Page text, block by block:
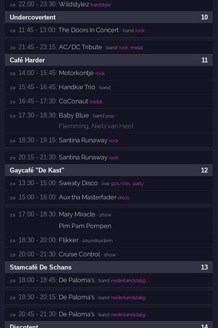
zo 22:00 - 23:30: Wildstylez hardstyle
10
Undercovertent
zo 11:45 - 13:00: The Doors In Concert · band rock
zo 21:45 - 23:15: AC/DC Tribute · band rock, metal
11
Café Harder
zo 14:00 - 15:45: Motorkontje rock
zo 15:45 - 16:45: Handkar Trio · band
zo 16:45 - 17:30: CoConaut metal
zo 17:30 - 18:30: Baby Blue · band pop
Flemming Niels van Heel
zo 18:30 - 19:15: Santina Runaway rock
zo 20:15 - 21:30: Santina Runaway rock
12
Gaycafé "De Kast"
zo 13:30 - 15:00: Sweaty Disco · live 90s/00s, party
zo 15:00 - 16:00: Aux tha Masterfader disco
zo 17:00 - 18:30: Mary Miracle · show
Pim Pam Pompen
zo 18:30 - 20:00: Flikker· soundsystem
zo 20:00 - 21:30: Cruise Control · show
13
Stamcafé De Schans
zo 18:00 - 18:45: De Paloma's · band nederlandstalig
zo 19:30 - 20:15: De Paloma's · band nederlandstalig
zo 20:45 - 21:30: De Paloma's · band nederlandstalig